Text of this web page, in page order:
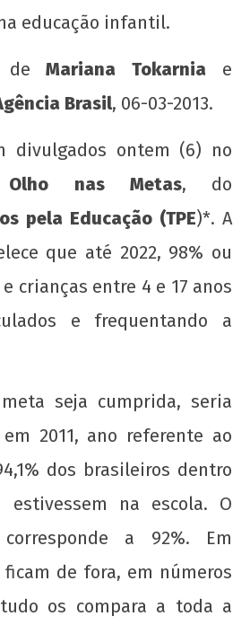
VIEWING
de crianças e jovens
educação infantil.
deMariana Tokarnia e
Brasil, 06-03-2013.
divulgados ontem (6) no
nas Metas, do
pela Educação (TPE)*. A
que até 2022, 98% ou
crianças entre 4 e 17 anos
e frequentando a
seja cumprida, seria
2011, ano referente ao
dos brasileiros dentro
na escola. O
a 92%. Em
ficam de fora, em números
os compara a toda a